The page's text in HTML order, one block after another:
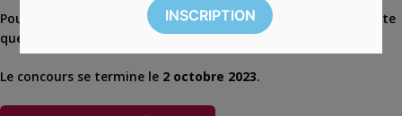
Pour participer, il suffit de répondre correctement à une petite
question.
Le concours se termine le 2 octobre 2023.